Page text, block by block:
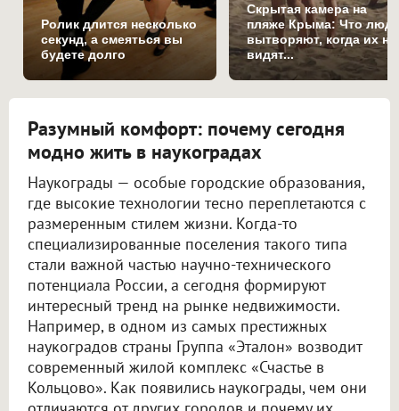
Ролик длится несколько
секунд, а смеяться вы
будете долго
Скрытая камера на
пляже Крыма: Что
вытворяют, когда их не
видят...
Разумный комфорт: почему сегодня
модно жить в наукоградах
Наукограды — особые городские образования,
где высокие технологии тесно переплетаются с
размеренным стилем жизни. Когда-то
специализированные поселения такого типа
стали важной частью научно-технического
потенциала России, а сегодня формируют
интересный тренд на рынке недвижимости.
Например, в одном из самых престижных
наукоградов страны Группа «Эталон» возводит
современный жилой комплекс «Счастье в
Кольцово». Как появились наукограды, чем они